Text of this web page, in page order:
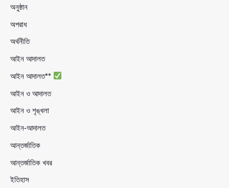
অনুষ্ঠান
অপরাধ
অর্থনীতি
আইন আদালত
আইন আদালত**
আইন ও আদালত
আইন ও শৃঙ্খলা
আইন-আদালত
আন্তর্জাতিক
আন্তর্জাতিক খবর
ইতিহাস